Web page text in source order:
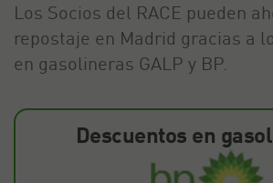
Los Socios del RACE pueden
repostaje en Madrid gracias a
en gasolineras GALP y BP.
Descuentos en